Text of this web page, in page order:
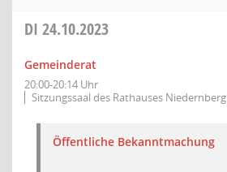
DI 24.10.2023
Gemeinderat
20:00-20:14 Uhr
Sitzungssaal des Rathauses Niedernberg
Öffentliche Bekanntmachung